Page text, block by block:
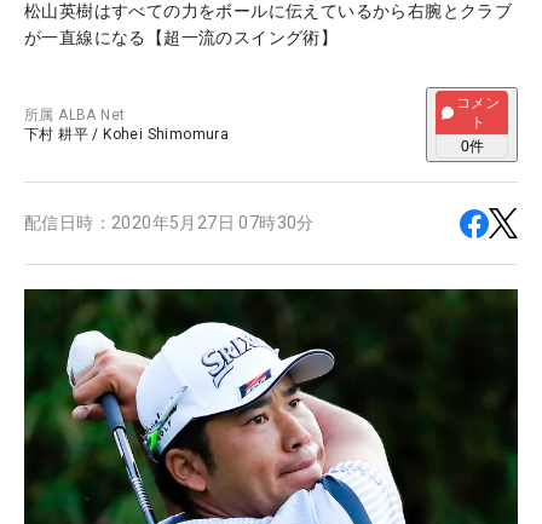
松山英樹はすべての力をボールに伝えているから右腕とクラブ
が一直線になる【超一流のスイング術】
所属ALBA Net
下村 耕平 / Kohei Shimomura
コメン
ト
0件
配信日時： 2020年5月27日 07時30分